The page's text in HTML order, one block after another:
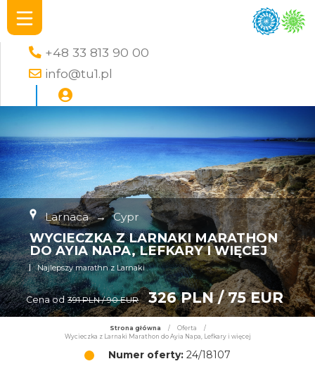
+48 33 813 90 00
info@tu1.pl
Larnaca → Cypr
WYCIECZKA Z LARNAKI MARATHON
DO AYIA NAPA, LEFKARY I WIĘCEJ
Najlepszy marathn z Larnaki
Cena od 391 PLN / 90 EUR 326 PLN / 75 EUR
Strona główna / Oferta
/
Wycieczka z Larnaki Marathon do Ayia Napa, Lefkary i więcej
Numer oferty: 24/18107